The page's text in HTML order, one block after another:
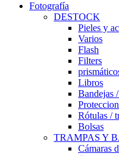
Fotografía
DESTOCK
Pieles y
Varios
Flash
Filters
Libros
Bandejas
Rótulas /
Bolsas
TRAMPAS Y
Cámaras